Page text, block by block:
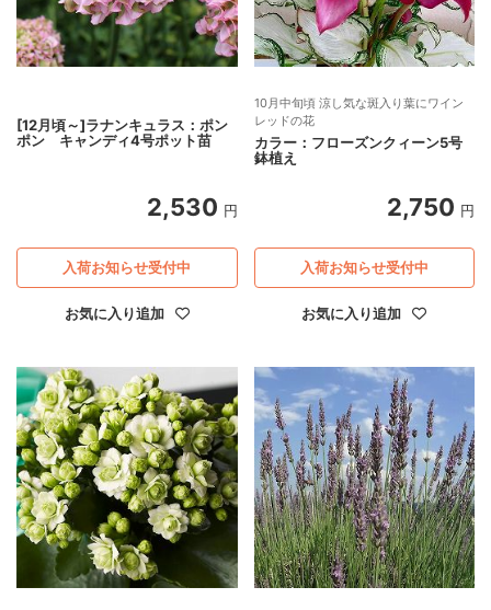
[12月頃～]ラナンキュラス：ポン
ポン キャンディ4号ポット苗
2,530 円
お気に入り追加
入荷お知らせ受付中
10月中旬頃 涼し気な斑入り葉にワイン
レッドの花
カラー：フローズンクィーン5号
鉢植え
2,750 円
お気に入り追加
入荷お知らせ受付中